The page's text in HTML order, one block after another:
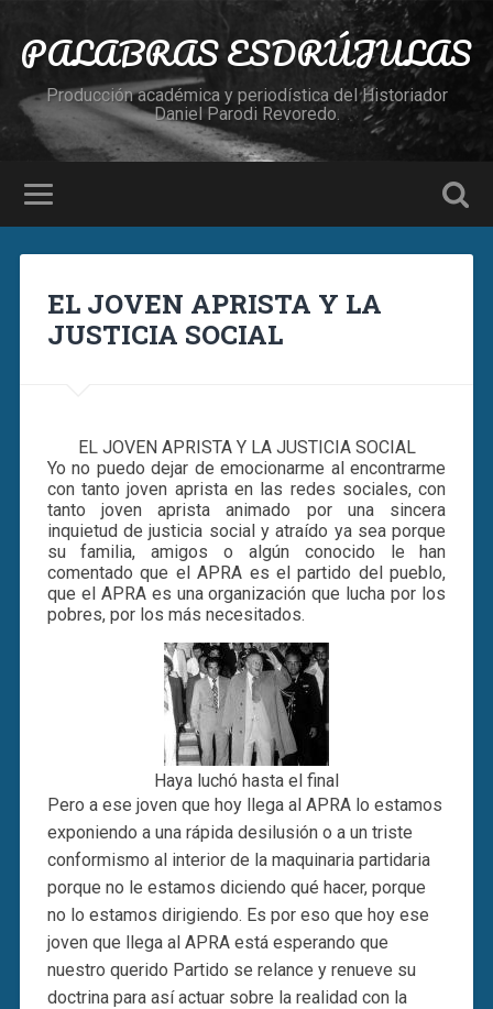
PALABRAS ESDRÚJULAS
Producción académica y periodística del Historiador
Daniel Parodi Revoredo.
EL JOVEN APRISTA Y LA
JUSTICIA SOCIAL
EL JOVEN APRISTA Y LA JUSTICIA SOCIAL
Yo no puedo dejar de emocionarme al encontrarme
con tanto joven aprista en las redes sociales, con
tanto joven aprista animado por una sincera
inquietud de justicia social y atraído ya sea porque
su familia, amigos o algún conocido le han
comentado que el APRA es el partido del pueblo,
que el APRA es una organización que lucha por los
pobres, por los más necesitados.
Haya luchó hasta el final
Pero a ese joven que hoy llega al APRA lo estamos
exponiendo a una rápida desilusión o a un triste
conformismo al interior de la maquinaria partidaria
porque no le estamos diciendo qué hacer, porque
no lo estamos dirigiendo. Es por eso que hoy ese
joven que llega al APRA está esperando que
nuestro querido Partido se relance y renueve su
doctrina para así actuar sobre la realidad con la